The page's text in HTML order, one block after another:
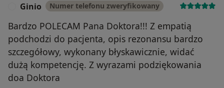
Ginio Numer telefonu zweryfikowany
Bardzo POLECAM Pana Doktora!!! Z empatią
podchodzi do pacjenta, opis rezonansu bardzo
szczegółowy, wykonany błyskawicznie, widać
dużą kompetencję. Z wyrazami podziękowania
doa Doktora